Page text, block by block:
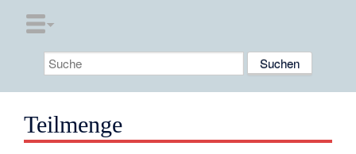
Teilmenge